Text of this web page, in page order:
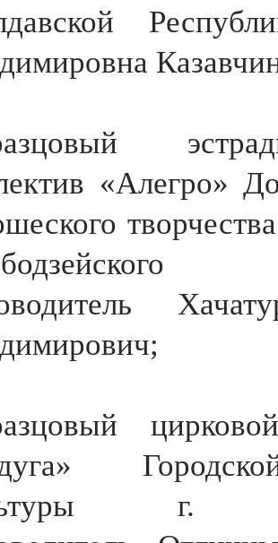
«Алегро»
г.